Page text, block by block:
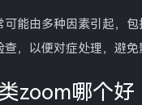
可能由多种因素引起，
，以便对症处理，避免
zoom哪个好